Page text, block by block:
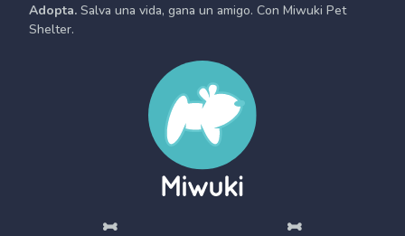
Adopta. Salva una vida, gana un amigo. Con Miwuki Pet
Shelter.